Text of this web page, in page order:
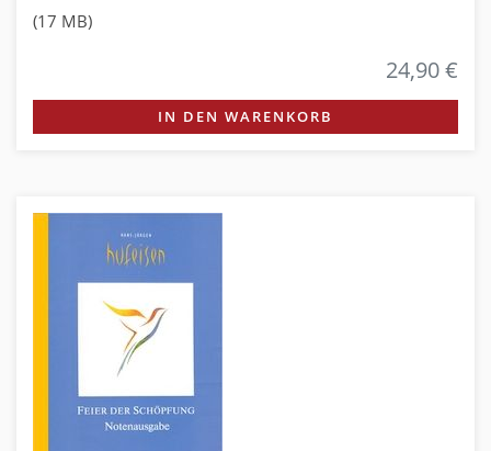
(17 MB)
24,90 €
IN DEN WARENKORB